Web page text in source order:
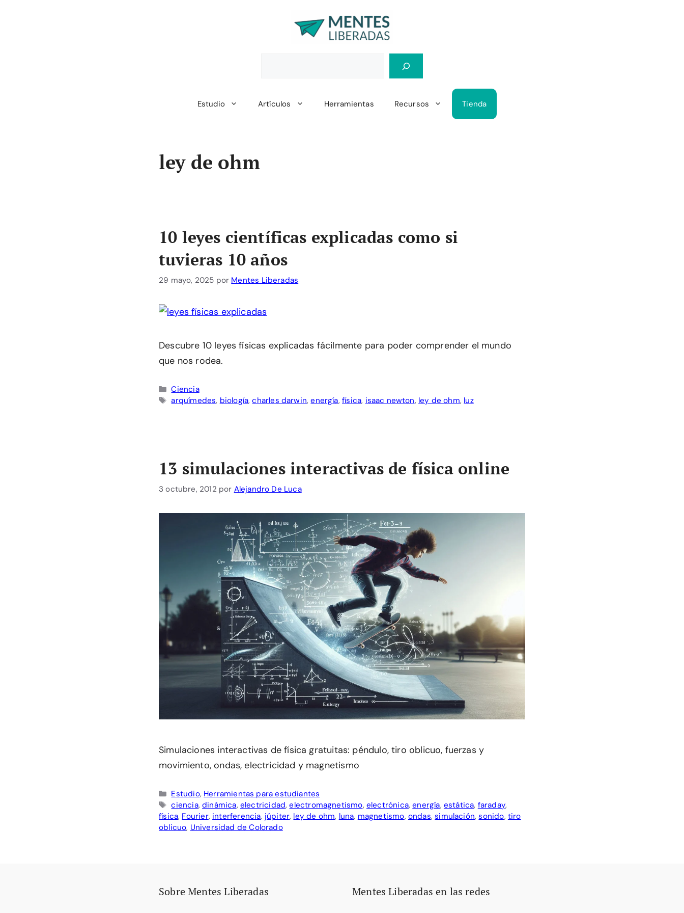
Estudio Artículos Herramientas Recursos Tienda
ley de ohm
10 leyes científicas explicadas como si
tuvieras 10 años
29 mayo, 2025 por Mentes Liberadas
Descubre 10 leyes físicas explicadas fácilmente para poder comprender el mundo
que nos rodea.
Categorías
Ciencia
Etiquetas
arquímedes, biología,charles darwin,energía,física, isaac newton, ley de ohm, luz
13 simulaciones interactivas de física online
3 octubre, 2012 por Alejandro De Luca
Simulaciones interactivas de física gratuitas: péndulo, tiro oblicuo, fuerzas y
movimiento, ondas, electricidad y magnetismo
Categorías
Estudio, Herramientas para estudiantes
Etiquetas
ciencia,dinámica, electricidad,electromagnetismo, electrónica,energía, estática, faraday,
física, Fourier, interferencia, júpiter, ley de ohm, luna, magnetismo, ondas,simulación,sonido, tiro
oblicuo, Universidad de Colorado
Sobre Mentes Liberadas Mentes Liberadas en las redes